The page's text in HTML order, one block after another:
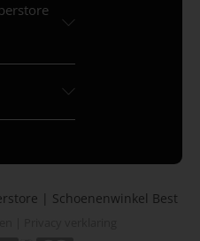
| Schoenenwinkel Best